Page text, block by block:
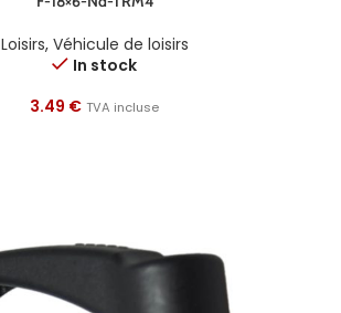
Loisirs, Véhicule de loisirs
In stock
3.49 € TVA incluse